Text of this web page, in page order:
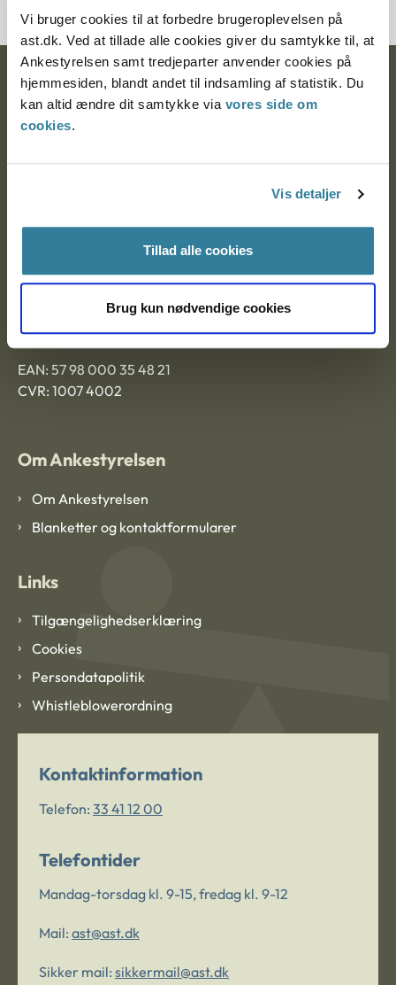
Vi bruger cookies til at forbedre brugeroplevelsen på
ast.dk. Ved at tillade alle cookies giver du samtykke til, at
Ankestyrelsen samt tredjeparter anvender cookies på
hjemmesiden, blandt andet til indsamling af statistik. Du
kan altid ændre dit samtykke via vores side om
cookies.
Vis detaljer
Tillad alle cookies
Brug kun nødvendige cookies
Ankestyrelsen
Postadresse:
Nytorv 7, 2. sal
Ankestyrelsen Aalborg
Ankestyrelsen København
EAN: 57 98 000 35 48 21
CVR: 1007 4002
Om Ankestyrelsen
Om Ankestyrelsen
Blanketter og kontaktformularer
Links
Tilgængelighedserklæring
Cookies
Persondatapolitik
Whistleblowerordning
Kontaktinformation
Telefon: 33 41 12 00
Telefontider
Mandag-torsdag kl. 9-15, fredag kl. 9-12
Mail: ast@ast.dk
Sikker mail: sikkermail@ast.dk